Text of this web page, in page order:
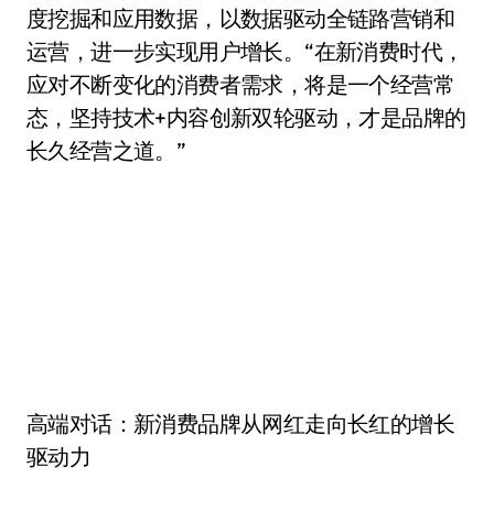
度挖掘和应用数据，以数据驱动全链路营销和
运营，进一步实现用户增长。“在新消费时代，
应对不断变化的消费者需求，将是一个经营常
态，坚持技术+内容创新双轮驱动，才是品牌的
长久经营之道。”
高端对话：新消费品牌从网红走向长红的增长
驱动力